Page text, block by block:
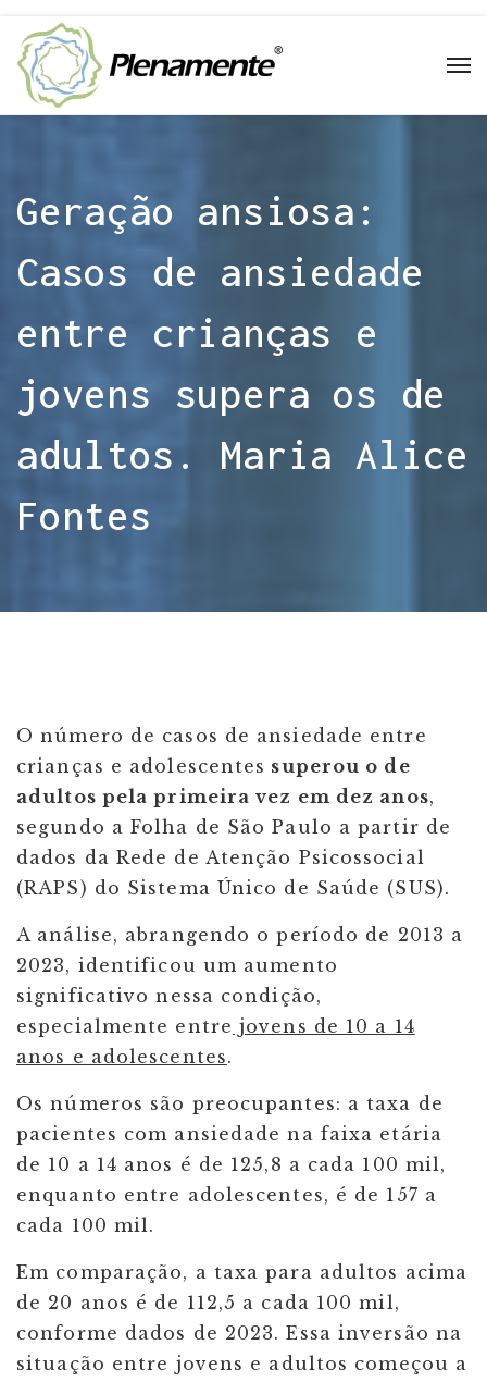
Geração ansiosa:
Casos de ansiedade
entre crianças e
jovens supera os de
adultos. Maria Alice
Fontes
O número de casos de ansiedade entre
crianças e adolescentes superou o de
adultos pela primeira vez em dez anos,
segundo a Folha de São Paulo a partir de
dados da Rede de Atenção Psicossocial
(RAPS) do Sistema Único de Saúde (SUS).
A análise, abrangendo o período de 2013 a
2023, identificou um aumento
significativo nessa condição,
especialmente entre jovens de 10 a 14
anos e adolescentes.
Os números são preocupantes: a taxa de
pacientes com ansiedade na faixa etária
de 10 a 14 anos é de 125,8 a cada 100 mil,
enquanto entre adolescentes, é de 157 a
cada 100 mil.
Em comparação, a taxa para adultos acima
de 20 anos é de 112,5 a cada 100 mil,
conforme dados de 2023. Essa inversão na
situação entre jovens e adultos começou a